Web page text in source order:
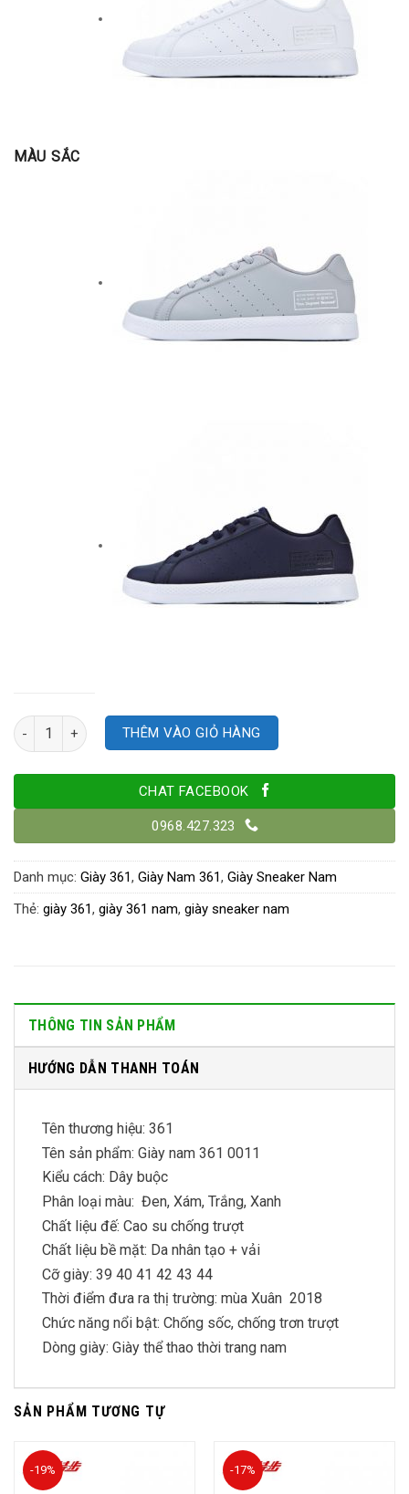
MÀU SẮC
Số lượng THÊM VÀO GIỎ HÀNG
CHAT FACEBOOK
0968.427.323
Danh mục: Giày 361, Giày Nam 361, Giày Sneaker Nam
Thẻ: giày 361, giày 361 nam, giày sneaker nam
THÔNG TIN SẢN PHẨM
HƯỚNG DẪN THANH TOÁN
Tên thương hiệu: 361
Tên sản phẩm: Giày nam 361 0011
Kiểu cách: Dây buộc
Phân loại màu: Đen, Xám, Trắng, Xanh
Chất liệu đế: Cao su chống trượt
Chất liệu bề mặt: Da nhân tạo + vải
Cỡ giày: 39 40 41 42 43 44
Thời điểm đưa ra thị trường: mùa Xuân 2018
Chức năng nổi bật: Chống sốc, chống trơn trượt
Dòng giày: Giày thể thao thời trang nam
SẢN PHẨM TƯƠNG TỰ
-19% -17%